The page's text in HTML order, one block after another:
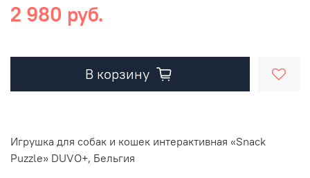
2 980 руб.
В корзину
Игрушка для собак и кошек интерактивная «Snack
Puzzle» DUVO+, Бельгия